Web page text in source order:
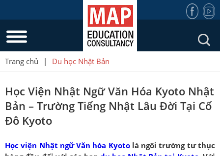
Trang chủ | Du học Nhật Bản
Học Viện Nhật Ngữ Văn Hóa Kyoto Nhật
Bản – Trường Tiếng Nhật Lâu Đời Tại Cố
Đô Kyoto
Học viện Nhật ngữ Văn hóa Kyotolà ngôi trường tư thục